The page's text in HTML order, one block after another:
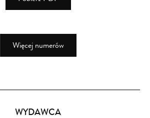
(4.13
Więcej numerów
WYDAWCA